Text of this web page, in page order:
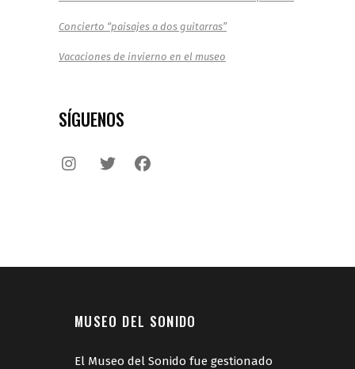
Concierto “paisajes a dos guitarras”
Vacaciones de invierno en el museo
SÍGUENOS
MUSEO DEL SONIDO
El Museo del Sonido fue gestionado